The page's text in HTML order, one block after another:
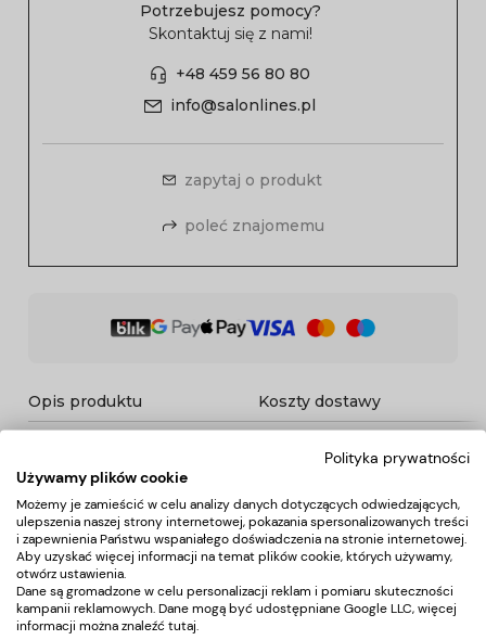
Potrzebujesz pomocy?
Skontaktuj się z nami!
+48 459 56 80 80
info@salonlines.pl
zapytaj o produkt
poleć znajomemu
Opis produktu Koszty dostawy
Opis
Klasyczne proste klipsy zostały wykonane z aluminium oraz
wysokiej jakości tworzywa sztucznego. Posiadają bardzo
mocną sprężynę która gwarantuje utrzymanie włosów
niezależnie od ich ilości oraz grubości.
- Długość: 11,5cm
- Opakowanie 6szt.
Polityka prywatności
Używamy plików cookie
Możemy je zamieścić w celu analizy danych dotyczących odwiedzających,
ulepszenia naszej strony internetowej, pokazania spersonalizowanych treści
i zapewnienia Państwu wspaniałego doświadczenia na stronie internetowej.
Aby uzyskać więcej informacji na temat plików cookie, których używamy,
otwórz ustawienia.
Dane są gromadzone w celu personalizacji reklam i pomiaru skuteczności
kampanii reklamowych. Dane mogą być udostępniane Google LLC, więcej
informacji można znaleźć tutaj.